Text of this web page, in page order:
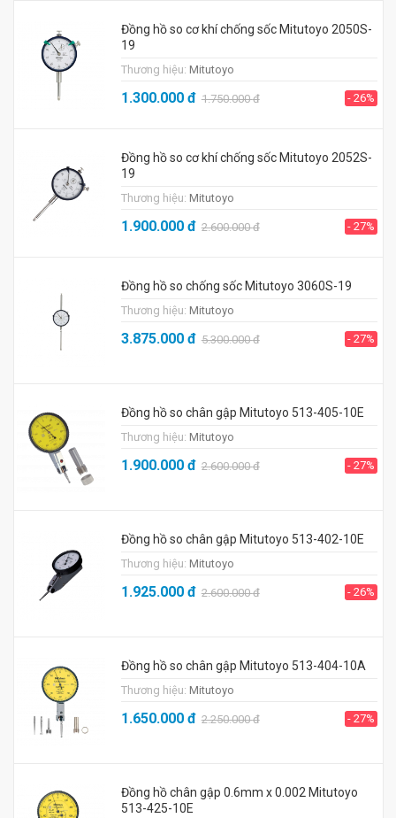
Đồng hồ so cơ khí chống sốc Mitutoyo 2050S-
19
Thương hiệu: Mitutoyo
1.300.000đ 1.750.000đ - 26%
Đồng hồ so cơ khí chống sốc Mitutoyo 2052S-
19
Thương hiệu: Mitutoyo
1.900.000đ 2.600.000đ - 27%
Đồng hồ so chống sốc Mitutoyo 3060S-19
Thương hiệu: Mitutoyo
3.875.000đ 5.300.000đ - 27%
Đồng hồ so chân gập Mitutoyo 513-405-10E
Thương hiệu: Mitutoyo
1.900.000đ 2.600.000đ - 27%
Đồng hồ so chân gập Mitutoyo 513-402-10E
Thương hiệu: Mitutoyo
1.925.000đ 2.600.000đ - 26%
Đồng hồ so chân gập Mitutoyo 513-404-10A
Thương hiệu: Mitutoyo
1.650.000đ 2.250.000đ - 27%
Đồng hồ chân gập 0.6mm x 0.002 Mitutoyo
513-425-10E